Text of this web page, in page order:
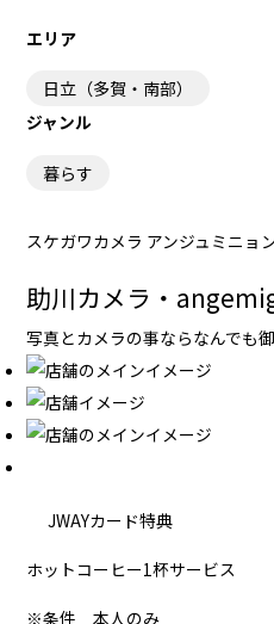
ひたちなか（佐和）
ひたちなか（佐和）
ひたちなか（勝田）
ひたちなか（那珂湊）
エリア
日立（多賀・南部）
ジャンル
暮らす
スケガワカメラ アンジュミニョ
助川カメラ・
写真とカメラの事ならなんでも御
JWAYカード特典
ホットコーヒー1杯サービス
※条件本人のみ